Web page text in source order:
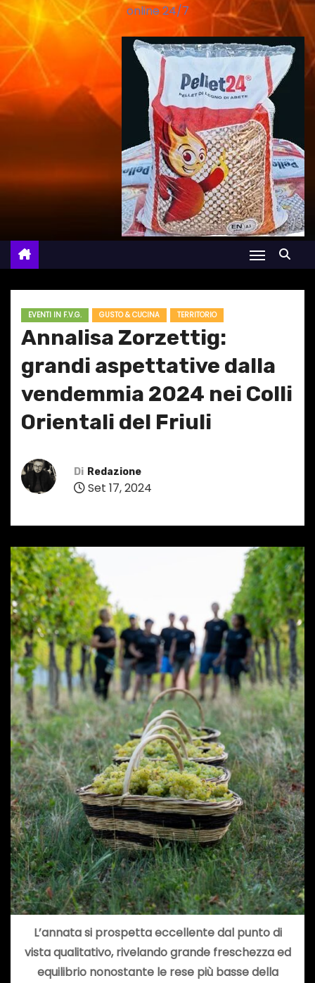
online 24/7
EVENTI IN F.V.G. GUSTO & CUCINA TERRITORIO
Annalisa Zorzettig:
grandi aspettative dalla
vendemmia 2024 nei Colli
Orientali del Friuli
Di Redazione
Set 17, 2024
L’annata si prospetta eccellente dal punto di
vista qualitativo, rivelando grande freschezza ed
equilibrio nonostante le rese più basse della